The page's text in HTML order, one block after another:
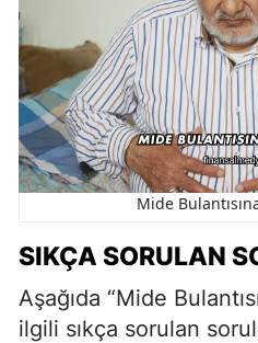
Mide
SIKÇA SORULAN
Aşağıda “Mide
ilgili sıkça sorulan